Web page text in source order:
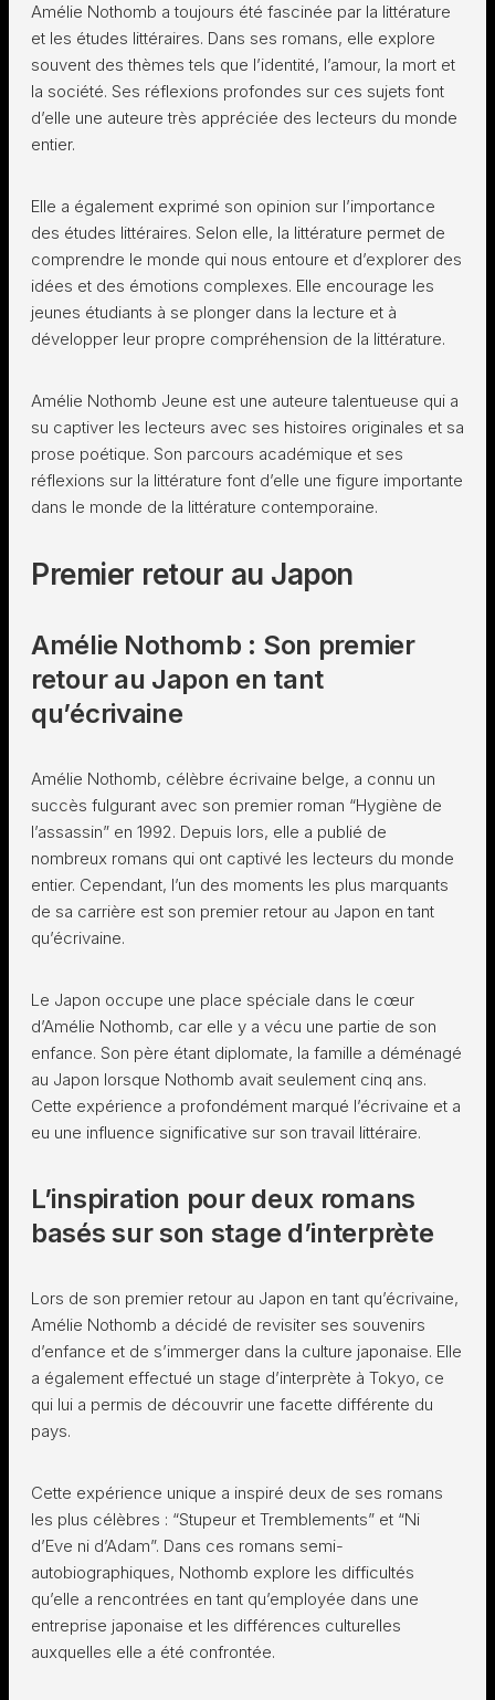
Amélie Nothomb a toujours été fascinée par la littérature
et les études littéraires. Dans ses romans, elle explore
souvent des thèmes tels que l’identité, l’amour, la mort et
la société. Ses réflexions profondes sur ces sujets font
d’elle une auteure très appréciée des lecteurs du monde
entier.
Elle a également exprimé son opinion sur l’importance
des études littéraires. Selon elle, la littérature permet de
comprendre le monde qui nous entoure et d’explorer des
idées et des émotions complexes. Elle encourage les
jeunes étudiants à se plonger dans la lecture et à
développer leur propre compréhension de la littérature.
Amélie Nothomb Jeune est une auteure talentueuse qui a
su captiver les lecteurs avec ses histoires originales et sa
prose poétique. Son parcours académique et ses
réflexions sur la littérature font d’elle une figure importante
dans le monde de la littérature contemporaine.
Premier retour au Japon
Amélie Nothomb : Son premier
retour au Japon en tant
qu’écrivaine
Amélie Nothomb, célèbre écrivaine belge, a connu un
succès fulgurant avec son premier roman “Hygiène de
l’assassin” en 1992. Depuis lors, elle a publié de
nombreux romans qui ont captivé les lecteurs du monde
entier. Cependant, l’un des moments les plus marquants
de sa carrière est son premier retour au Japon en tant
qu’écrivaine.
Le Japon occupe une place spéciale dans le cœur
d’Amélie Nothomb, car elle y a vécu une partie de son
enfance. Son père étant diplomate, la famille a déménagé
au Japon lorsque Nothomb avait seulement cinq ans.
Cette expérience a profondément marqué l’écrivaine et a
eu une influence significative sur son travail littéraire.
L’inspiration pour deux romans
basés sur son stage d’interprète
Lors de son premier retour au Japon en tant qu’écrivaine,
Amélie Nothomb a décidé de revisiter ses souvenirs
d’enfance et de s’immerger dans la culture japonaise. Elle
a également effectué un stage d’interprète à Tokyo, ce
qui lui a permis de découvrir une facette différente du
pays.
Cette expérience unique a inspiré deux de ses romans
les plus célèbres : “Stupeur et Tremblements” et “Ni
d’Eve ni d’Adam”. Dans ces romans semi-
autobiographiques, Nothomb explore les difficultés
qu’elle a rencontrées en tant qu’employée dans une
entreprise japonaise et les différences culturelles
auxquelles elle a été confrontée.